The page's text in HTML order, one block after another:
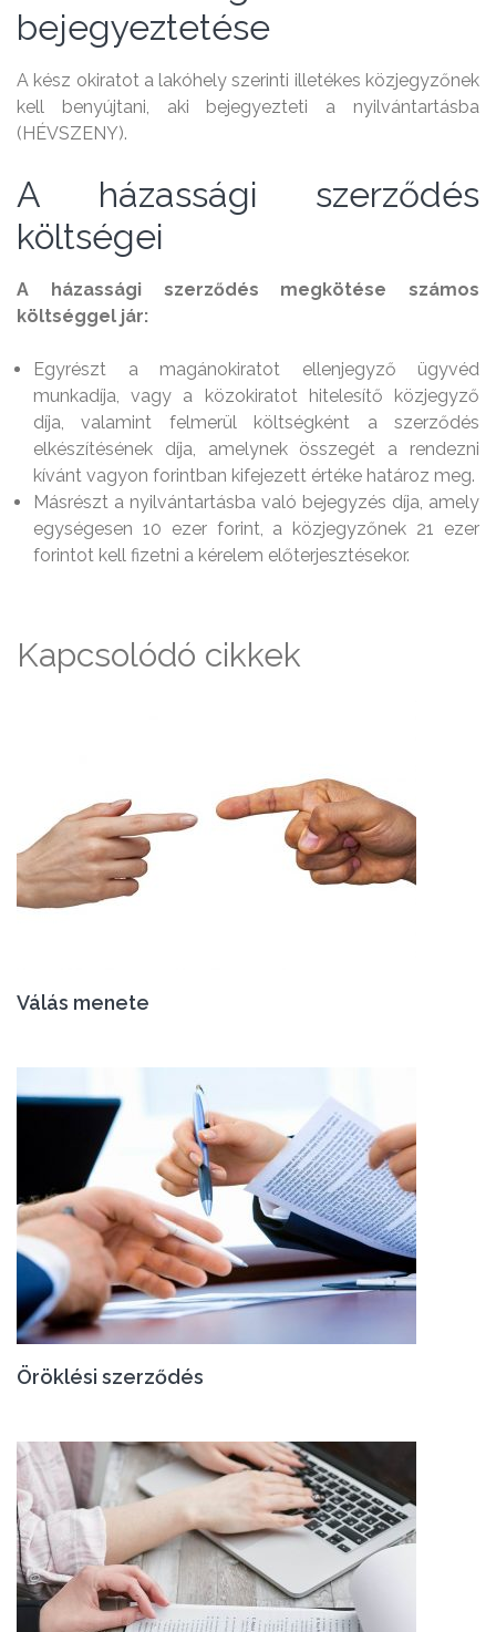
bejegyeztetése
A kész okiratot a lakóhely szerinti illetékes közjegyzőnek
kell benyújtani, aki bejegyezteti a nyilvántartásba
(HÉVSZENY).
A házassági szerződés
költségei
A házassági szerződés megkötése számos
költséggel jár:
Egyrészt a magánokiratot ellenjegyző ügyvéd
munkadíja, vagy a közokiratot hitelesítő közjegyző
díja, valamint felmerül költségként a szerződés
elkészítésének díja, amelynek összegét a rendezni
kívánt vagyon forintban kifejezett értéke határoz meg.
Másrészt a nyilvántartásba való bejegyzés díja, amely
egységesen 10 ezer forint, a közjegyzőnek 21 ezer
forintot kell fizetni a kérelem előterjesztésekor.
Kapcsolódó cikkek
Válás menete
Öröklési szerződés